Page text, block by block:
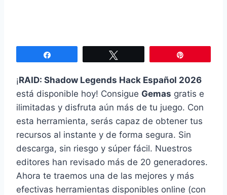
¡RAID: Shadow Legends Hack Español 2026
está disponible hoy! Consigue Gemas gratis e
ilimitadas y disfruta aún más de tu juego. Con
esta herramienta, serás capaz de obtener tus
recursos al instante y de forma segura. Sin
descarga, sin riesgo y súper fácil. Nuestros
editores han revisado más de 20 generadores.
Ahora te traemos una de las mejores y más
efectivas herramientas disponibles online (con